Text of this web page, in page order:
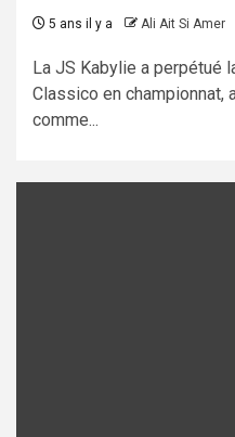
5 ans il y a Ali Ait Si Amer
La JS Kabylie a perpétué
Classico en championnat,
comme...